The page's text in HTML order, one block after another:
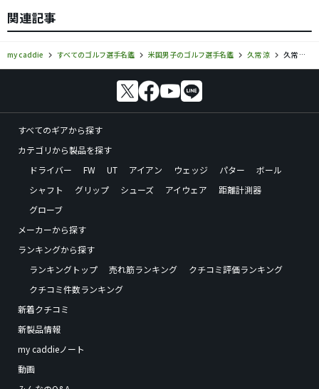
関連記事
my caddie すべてのゴルフ選手名鑑 米国男子のゴルフ選手名鑑 久常 涼 久常 涼のギアセッティング・使用ギア情報
すべてのギアから探す
カテゴリから製品を探す
ドライバー
FW UT アイアン ウェッジ パター
ボール
シャフト
グリップ シューズ アイウェア
距離計測器
グローブ
メーカーから探す
ランキングから探す
ランキングトップ
売れ筋ランキング
クチコミ評価ランキング
クチコミ件数ランキング
新着クチコミ
新製品情報
my caddieノート
動画